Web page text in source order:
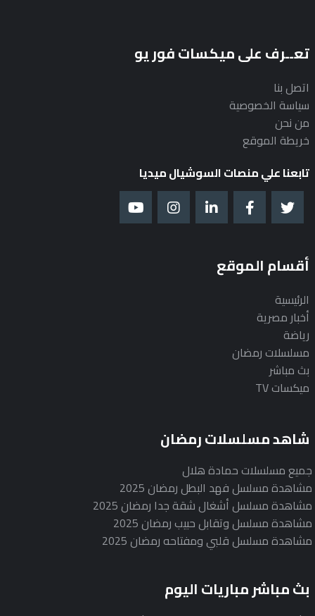
تعــرف على ميكسات فور يو
اتصل بنا
سياسة الخصوصية
من نحن
خريطة الموقع
تابعنا علي منصات السوشيال ميديا
أقسام الموقع
الرئيسية
أخبار مصرية
رياضة
مسلسلات رمضان
بث مباشر
ميكسات TV
شاهد مسلسلات رمضان
جميع مسلسلات حمادة هلال
مشاهدة مسلسل فهد البطل رمضان 2025
مشاهدة مسلسل أشغال شقة جدا رمضان 2025
مشاهدة مسلسل وتقابل حبيب رمضان 2025
مشاهدة مسلسل قلبي ومفتاحه رمضان 2025
بث مباشر مباريات اليوم